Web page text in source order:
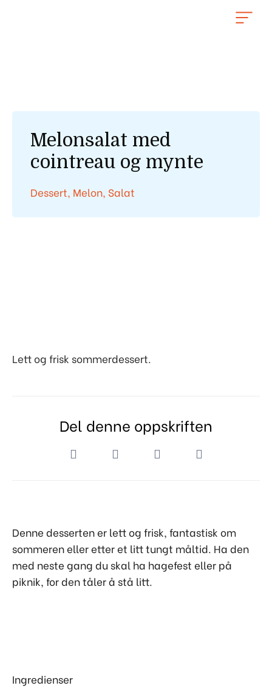
Melonsalat med
cointreau og mynte
Dessert, Melon, Salat
Lett og frisk sommerdessert.
Del denne oppskriften
Denne desserten er lett og frisk, fantastisk om
sommeren eller etter et litt tungt måltid. Ha den
med neste gang du skal ha hagefest eller på
piknik, for den tåler å stå litt.
Ingredienser